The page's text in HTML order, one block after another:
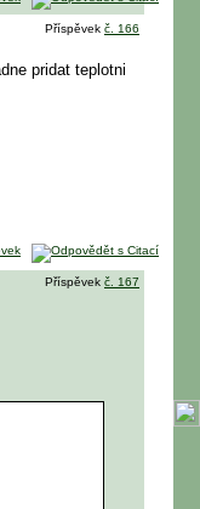
Příspěvek č. 166
pridat teplotni
Příspěvek č. 167